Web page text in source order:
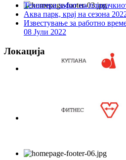
Технички зафат на
Аква парк, крај на сезона
Известување за работно
08 Јули 2022
Локација